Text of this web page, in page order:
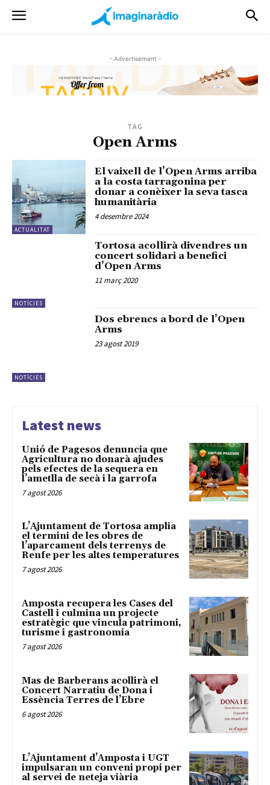
- Advertisement -
TAG
Open Arms
ACTUALITAT
El vaixell de l’Open Arms arriba
a la costa tarragonina per
donar a conèixer la seva tasca
humanitària
4 desembre 2024
NOTÍCIES
Tortosa acollirà divendres un
concert solidari a benefici
d’Open Arms
11 març 2020
NOTÍCIES
Dos ebrencs a bord de l’Open
Arms
23 agost 2019
Latest news
Unió de Pagesos denuncia que
Agricultura no donarà ajudes
pels efectes de la sequera en
l’ametlla de secà i la garrofa
7 agost 2026
L’Ajuntament de Tortosa amplia
el termini de les obres de
l’aparcament dels terrenys de
Renfe per les altes temperatures
7 agost 2026
Amposta recupera les Cases del
Castell i culmina un projecte
estratègic que vincula patrimoni,
turisme i gastronomia
7 agost 2026
Mas de Barberans acollirà el
Concert Narratiu de Dona i
Essència Terres de l’Ebre
6 agost 2026
L’Ajuntament d’Amposta i UGT
impulsaran un conveni propi per
al servei de neteja viària